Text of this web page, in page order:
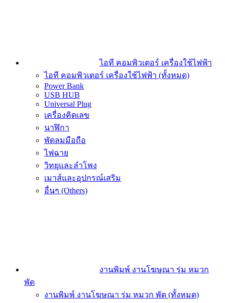
ไอที คอมพิวเตอร์ เครื่องใช้ไฟฟ้า
ไอที คอมพิวเตอร์ เครื่องใช้ไฟฟ้า (ทั้งหมด)
Power Bank
USB HUB
Universal Plug
เครื่องคิดเลข
นาฬิกา
พัดลมมือถือ
ไฟฉาย
วิทยุและลำโพง
เมาส์และอุปกรณ์เสริม
อื่นๆ (Others)
งานพิมพ์ งานโฆษณา ร่ม หมวก
พัด
งานพิมพ์ งานโฆษณา ร่ม หมวก พัด (ทั้งหมด)